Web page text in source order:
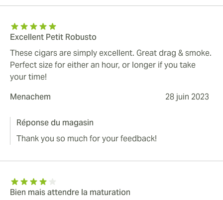
Excellent Petit Robusto
These cigars are simply excellent. Great drag & smoke.
Perfect size for either an hour, or longer if you take
your time!
Menachem
28 juin 2023
Réponse du magasin
Thank you so much for your feedback!
Bien mais attendre la maturation